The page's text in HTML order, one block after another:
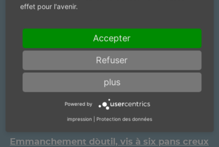
Emmanchement d`outil, vis à six pans creux
Núméro d'article:9376131
Emmanchement d`outil, vis à six pans creux
intérieure (DIN 7426)
9376132
intérieure (DIN 7426)
Núméro d'article:9376133
Emmanchement d`outil, vis à six pans creux
effet pour l'avenir.
Accepter
Refuser
plus
Powered by
impression Protection des données